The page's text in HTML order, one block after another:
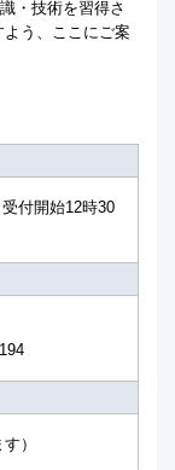
・技術を習得さ
う、ここにご案
付開始12時30
）